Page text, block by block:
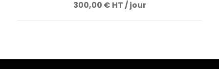
300,00 € HT / jour